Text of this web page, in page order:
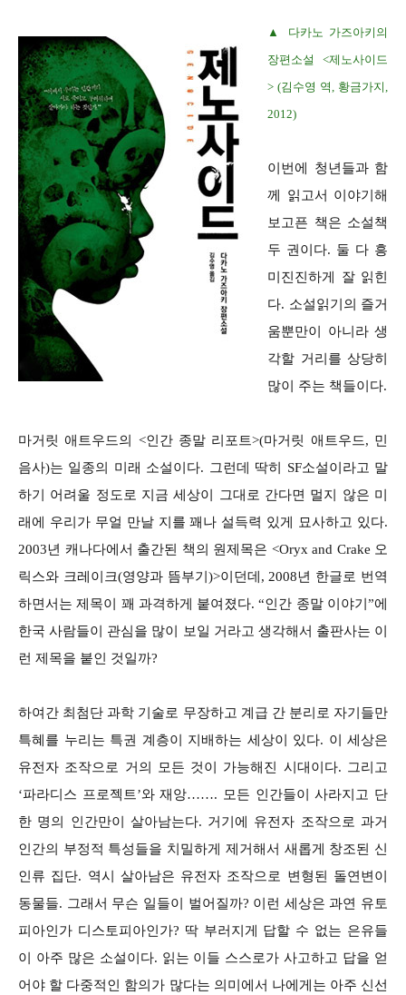
▲ 다카노 가즈아키의
장편소설 <제노사이드
> (김수영 역, 황금가지,
2012)
이번에 청년들과 함
께 읽고서 이야기해
보고픈 책은 소설책
두 권이다. 둘 다 흥
미진진하게 잘 읽힌
다. 소설읽기의 즐거
움뿐만이 아니라 생
각할 거리를 상당히
많이 주는 책들이다.
마거릿 애트우드의 <인간 종말 리포트>(마거릿 애트우드, 민
음사)는 일종의 미래 소설이다. 그런데 딱히 SF소설이라고 말
하기 어려울 정도로 지금 세상이 그대로 간다면 멀지 않은 미
래에 우리가 무얼 만날 지를 꽤나 설득력 있게 묘사하고 있다.
2003년 캐나다에서 출간된 책의 원제목은 <Oryx and Crake 오
릭스와 크레이크(영양과 뜸부기)>이던데, 2008년 한글로 번역
하면서는 제목이 꽤 과격하게 붙여졌다. “인간 종말 이야기”에
한국 사람들이 관심을 많이 보일 거라고 생각해서 출판사는 이
런 제목을 붙인 것일까?
하여간 최첨단 과학 기술로 무장하고 계급 간 분리로 자기들만
특혜를 누리는 특권 계층이 지배하는 세상이 있다. 이 세상은
유전자 조작으로 거의 모든 것이 가능해진 시대이다. 그리고
‘파라디스 프로젝트’와 재앙……. 모든 인간들이 사라지고 단
한 명의 인간만이 살아남는다. 거기에 유전자 조작으로 과거
인간의 부정적 특성들을 치밀하게 제거해서 새롭게 창조된 신
인류 집단. 역시 살아남은 유전자 조작으로 변형된 돌연변이
동물들. 그래서 무슨 일들이 벌어질까? 이런 세상은 과연 유토
피아인가 디스토피아인가? 딱 부러지게 답할 수 없는 은유들
이 아주 많은 소설이다. 읽는 이들 스스로가 사고하고 답을 얻
어야 할 다중적인 함의가 많다는 의미에서 나에게는 아주 신선